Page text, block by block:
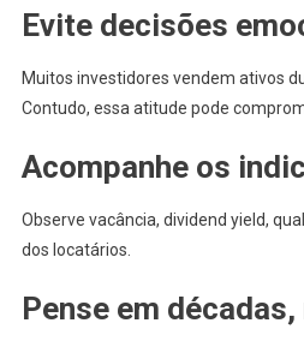
Evite decisões
Muitos investidores vendem ativos
Contudo, essa atitude pode
Acompanhe os
Observe vacância, dividend yield,
dos locatários.
Pense em